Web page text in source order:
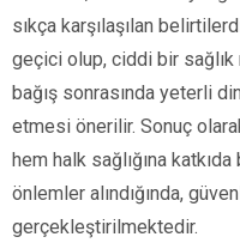
sıkça karşılaşılan
geçici olup, ciddi bir sağlık
bağış sonrasında yeterli
etmesi önerilir. Sonuç
hem halk sağlığına
önlemler alındığında,
gerçekleştirilmektedir.